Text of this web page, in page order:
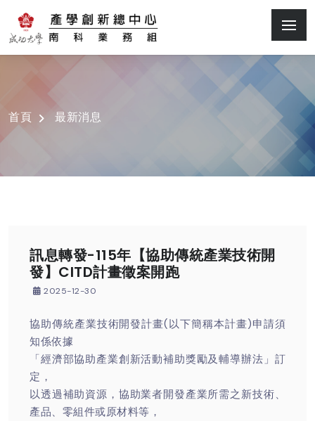
首頁 最新消息
訊息轉發-115年【協助傳統產業技術開
發】CITD計畫徵案開跑
2025-12-30
協助傳統產業技術開發計畫(以下簡稱本計畫)申請須
知係依據
「經濟部協助產業創新活動補助獎勵及輔導辦法」訂
定，
以透過補助資源，協助業者開發產業所需之新技術、
產品、零組件或原材料等，